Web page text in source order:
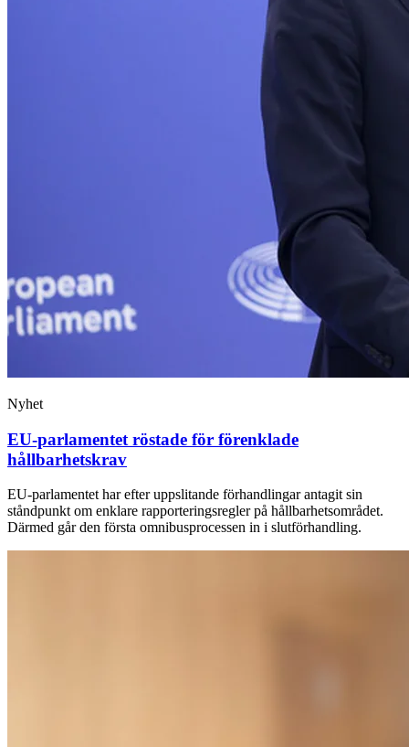
Nyhet
EU-parlamentet röstade för förenklade
hållbarhetskrav
EU-parlamentet har efter uppslitande förhandlingar antagit sin
ståndpunkt om enklare rapporteringsregler på hållbarhetsområdet.
Därmed går den första omnibusprocessen in i slutförhandling.